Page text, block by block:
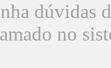
dúvidas
no